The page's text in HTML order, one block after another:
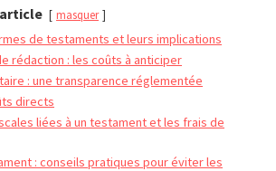
masquer
de testaments et leurs implications
rédaction : les coûts à anticiper
: une transparence réglementée
directs
liées à un testament et les frais de
: conseils pratiques pour éviter les